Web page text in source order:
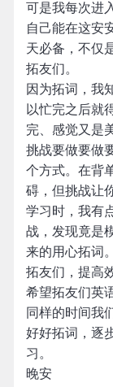
可是我每次进
自己能在这安
天必备，不仅
拓友们。
因为拓词，我
以忙完之后就
完、感觉又是
挑战要做要做
个方式。在背
碍，但挑战让
学习时，我有
战，发现竟是
来的用心拓词
拓友们，提高
希望拓友们英
同样的时间我
好好拓词，逐
习。
晚安